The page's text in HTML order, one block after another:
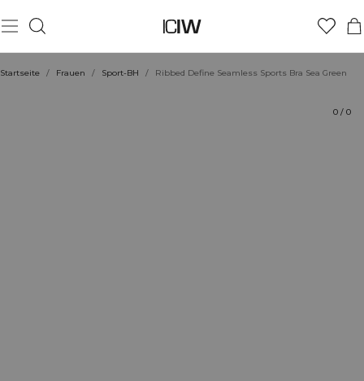
Startseite / Frauen / Sport-BH / Ribbed Define Seamless Sports Bra Sea Green
0 / 0